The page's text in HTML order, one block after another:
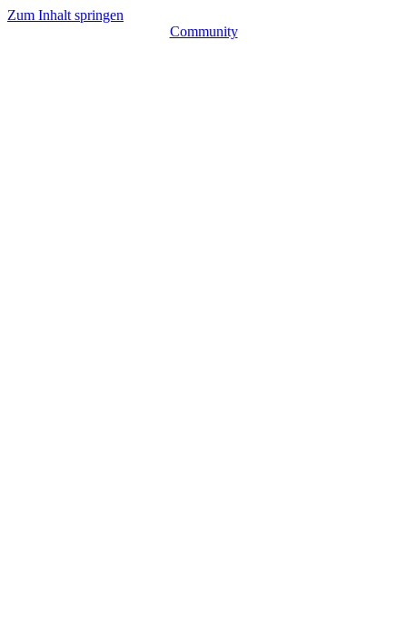
Zum Inhalt springen
Community